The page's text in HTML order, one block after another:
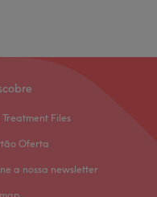
Treatment Files
Oferta
a nossa newsletter